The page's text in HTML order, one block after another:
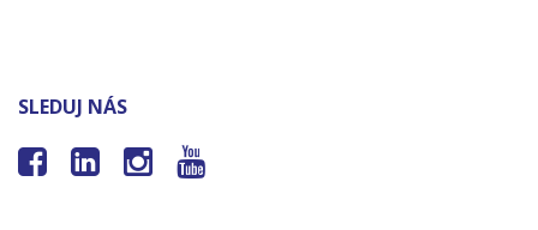
SLEDUJ NÁS
   